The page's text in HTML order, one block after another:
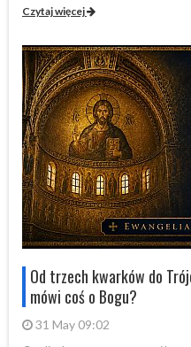
Czytaj więcej
Od trzech kwarków do
mówi coś o Bogu?
31 May 09:02